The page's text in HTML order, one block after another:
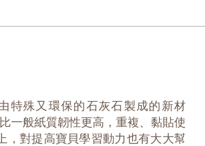
特殊又環保的石灰石製成的新材
一般紙質韌性更高，重複、黏貼使
，對提高寶貝學習動力也有大大幫